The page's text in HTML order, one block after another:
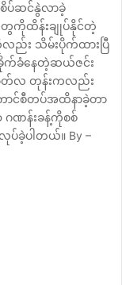
ပ်ဆင်နွဲလာခဲ့
ေကိုထိန်းချုပ်နိုင်တဲ့
လည်း သိမ်းပိုက်ထားပြီ
က်ခံနေတဲ့ဆယ်ဇင်း
ဂုတ်လ တုန်းကလည်း
ာင်စီတပ်အထိနာခဲ့တာ
ဂဏန်းခန့်ကိုစစ်
ခဲ့ပါတယ်။ By –